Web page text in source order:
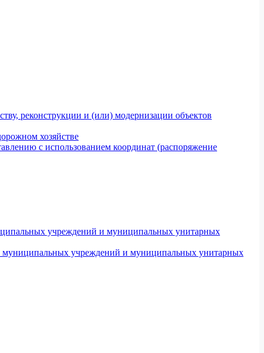
реконструкции и (или) модернизации объектов
хозяйстве
с использованием координат (распоряжение
учреждений и муниципальных унитарных
муниципальных учреждений и муниципальных унитарных